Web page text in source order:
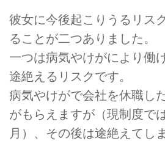
彼女に今後起こりうるリス
ることが二つありました。
一つは病気やけがにより働
途絶えるリスクです。
病気やけがで会社を休職し
がもらえますが（現制度で
月）、その後は途絶えてし